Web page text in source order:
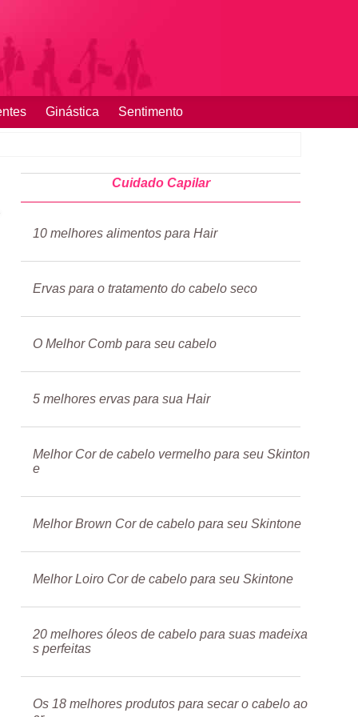
Ginástica Sentimento
Cuidado Capilar
10 melhores alimentos para Hair
Ervas para o tratamento do cabelo seco
O Melhor Comb para seu cabelo
5 melhores ervas para sua Hair
Melhor Cor de cabelo vermelho para seu Skinton
e
Melhor Brown Cor de cabelo para seu Skintone
Melhor Loiro Cor de cabelo para seu Skintone
20 melhores óleos de cabelo para suas madeixa
s perfeitas
Os 18 melhores produtos para secar o cabelo ao